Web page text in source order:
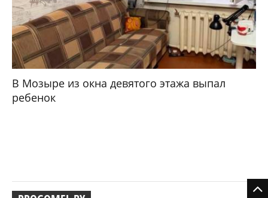
В Мозыре из окна девятого этажа выпал
ребенок